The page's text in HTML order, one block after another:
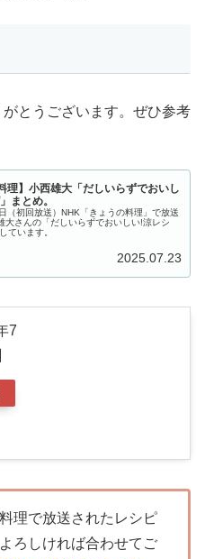
とうございます。ぜひ参考
理】小西雄大「だしいらずでおいし
まとめ。
（初回放送）NHK「きょうの料理」で放送
大さんの「だしいらずでおいしい!涼レシ
ています。
2025.07.23
7
理で放送されたレシピ
ろしければ合わせてご